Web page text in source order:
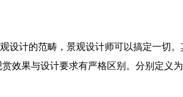
计的范畴，景观设计师可以搞定一切。
效果与设计要求有严格区别。分别定义